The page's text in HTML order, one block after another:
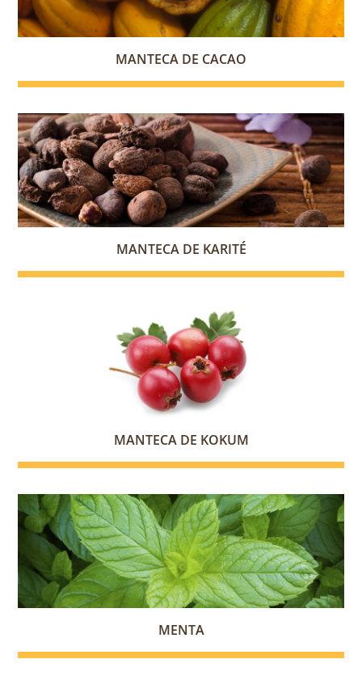
MANTECA DE CACAO
MANTECA DE KARITÉ
MANTECA DE KOKUM
MENTA